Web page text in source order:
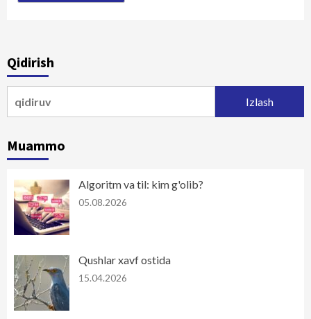
Qidirish
Muammo
Algoritm va til: kim g'olib?
05.08.2026
Qushlar xavf ostida
15.04.2026